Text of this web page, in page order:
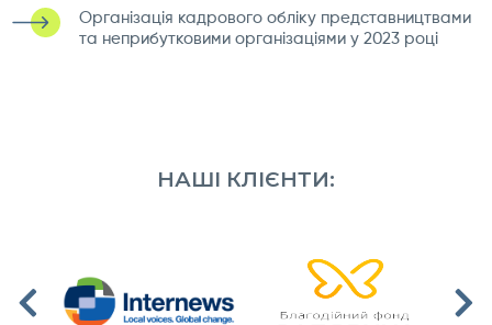
Організація кадрового обліку представництвами
та неприбутковими організаціями у 2023 році
НАШІ КЛІЄНТИ: